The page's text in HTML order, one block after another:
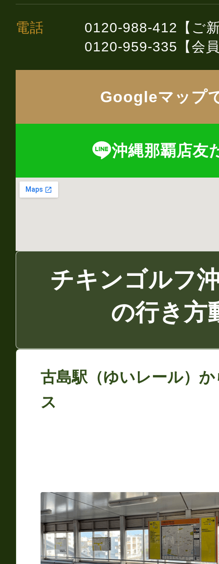
Googleマップ
沖縄那覇店友
電話
0120-988-412【ご
0120-959-335【会
チキンゴルフ
の行き方
古島駅（ゆいレール）
ス